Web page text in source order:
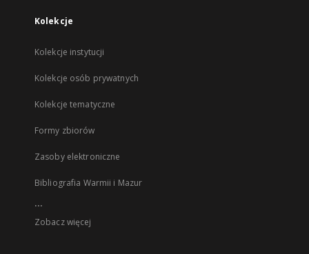
Kolekcje
Kolekcje instytucji
Kolekcje osób prywatnych
Kolekcje tematyczne
Formy zbiorów
Zasoby elektroniczne
Bibliografia Warmii i Mazur
...
Zobacz więcej